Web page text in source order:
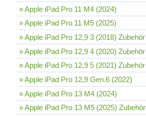
» Apple iPad Pro 11 M4 (2024)
» Apple iPad Pro 11 M5 (2025)
» Apple iPad Pro 12,9 3 (2018) Zubehör
» Apple iPad Pro 12,9 4 (2020) Zubehör
» Apple iPad Pro 12,9 5 (2021) Zubehör
» Apple iPad Pro 12,9 Gen.6 (2022)
» Apple iPad Pro 13 M4 (2024)
» Apple iPad Pro 13 M5 (2025) Zubehör